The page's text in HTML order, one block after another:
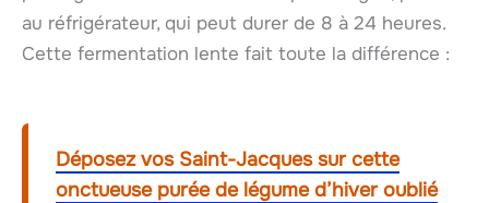
au réfrigérateur, qui peut durer de 8 à 24 heures.
Cette fermentation lente fait toute la différence :
Déposez vos Saint-Jacques sur cette
onctueuse purée de légume d’hiver oublié